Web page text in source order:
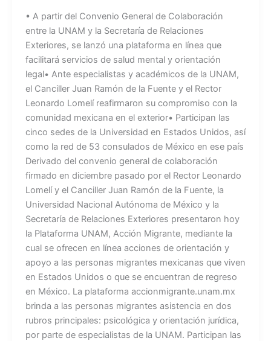
• A partir del Convenio General de Colaboración
entre la UNAM y la Secretaría de Relaciones
Exteriores, se lanzó una plataforma en línea que
facilitará servicios de salud mental y orientación
legal• Ante especialistas y académicos de la UNAM,
el Canciller Juan Ramón de la Fuente y el Rector
Leonardo Lomelí reafirmaron su compromiso con la
comunidad mexicana en el exterior• ⁠Participan las
cinco sedes de la Universidad en Estados Unidos, así
como la red de 53 consulados de México en ese país
Derivado del convenio general de colaboración
firmado en diciembre pasado por el Rector Leonardo
Lomelí y el Canciller Juan Ramón de la Fuente, la
Universidad Nacional Autónoma de México y la
Secretaría de Relaciones Exteriores presentaron hoy
la Plataforma UNAM, Acción Migrante, mediante la
cual se ofrecen en línea acciones de orientación y
apoyo a las personas migrantes mexicanas que viven
en Estados Unidos o que se encuentran de regreso
en México. La plataforma accionmigrante.unam.mx
brinda a las personas migrantes asistencia en dos
rubros principales: psicológica y orientación jurídica,
por parte de especialistas de la UNAM. Participan las